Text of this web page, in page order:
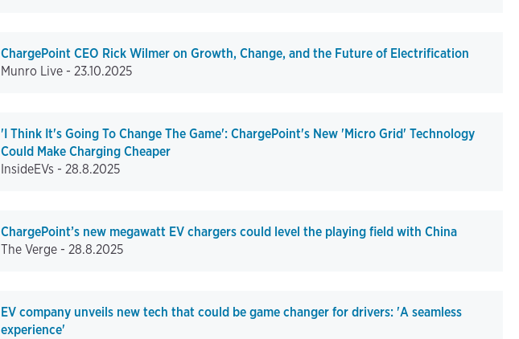
ChargePoint CEO Rick Wilmer on Growth, Change, and the Future of Electrification
Munro Live - 23.10.2025
'I Think It's Going To Change The Game': ChargePoint's New 'Micro Grid' Technology
Could Make Charging Cheaper
InsideEVs - 28.8.2025
ChargePoint’s new megawatt EV chargers could level the playing field with China
The Verge - 28.8.2025
EV company unveils new tech that could be game changer for drivers: 'A seamless
experience'